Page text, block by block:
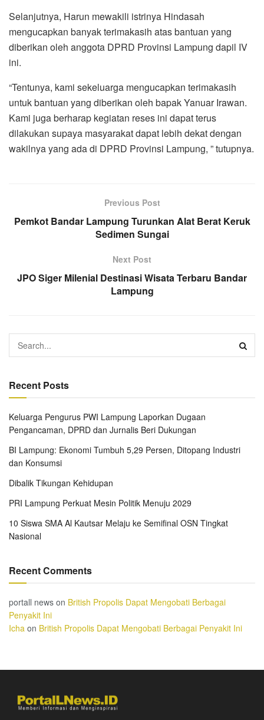
Selanjutnya, Harun mewakili istrinya Hindasah
mengucapkan banyak terimakasih atas bantuan yang
diberikan oleh anggota DPRD Provinsi Lampung dapil IV
ini.
“Tentunya, kami sekeluarga mengucapkan terimakasih
untuk bantuan yang diberikan oleh bapak Yanuar Irawan.
Kami juga berharap kegiatan reses ini dapat terus
dilakukan supaya masyarakat dapat lebih dekat dengan
wakilnya yang ada di DPRD Provinsi Lampung, ” tutupnya.
Previous Post
Pemkot Bandar Lampung Turunkan Alat Berat Keruk
Sedimen Sungai
Next Post
JPO Siger Milenial Destinasi Wisata Terbaru Bandar
Lampung
Recent Posts
Keluarga Pengurus PWI Lampung Laporkan Dugaan
Pengancaman, DPRD dan Jurnalis Beri Dukungan
BI Lampung: Ekonomi Tumbuh 5,29 Persen, Ditopang Industri
dan Konsumsi
Dibalik Tikungan Kehidupan
PRI Lampung Perkuat Mesin Politik Menuju 2029
10 Siswa SMA Al Kautsar Melaju ke Semifinal OSN Tingkat
Nasional
Recent Comments
portall news on British Propolis Dapat Mengobati Berbagai
Penyakit Ini
Icha on British Propolis Dapat Mengobati Berbagai Penyakit Ini